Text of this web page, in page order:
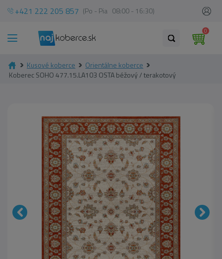
+421 222 205 857 (Po - Pia 08:00 - 16:30)
0
Kusové koberce
Orientálne koberce
Koberec SOHO 477.15.LA103 OSTA béžový / terakotový